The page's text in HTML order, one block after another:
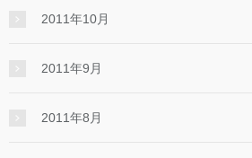
2011年10月
2011年9月
2011年8月